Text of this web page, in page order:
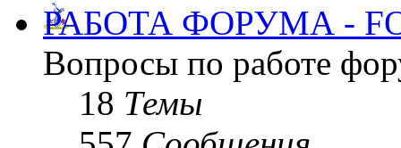
РАБОТА ФОРУМА -
Вопросы по работе
18 Темы